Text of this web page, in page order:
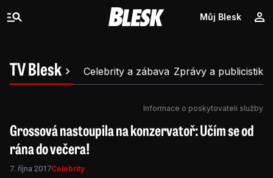
Můj Blesk
TV Blesk Celebrity a zábava Zprávy a publicistika
Informace o poskytovateli služby
Grossová nastoupila na konzervatoř: Učím se od
rána do večera!
7. října 2017Celebrity